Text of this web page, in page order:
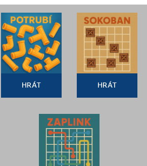
HRÁT HRÁT